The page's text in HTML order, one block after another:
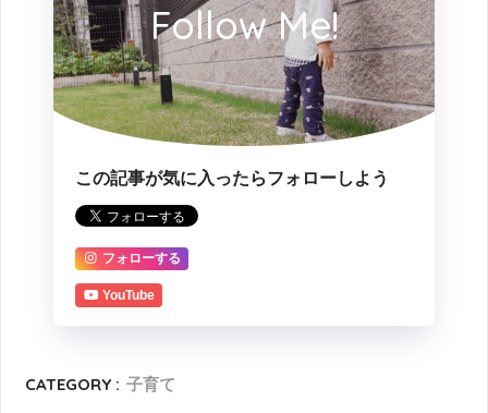
Follow Me!
この記事が気に入ったらフォローしよう
フォローする
YouTube
CATEGORY : 子育て